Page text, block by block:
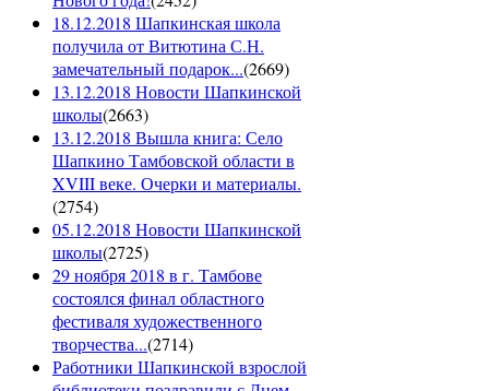
18.12.2018 Шапкинская школа
получила от Витютина С.Н.
замечательный подарок...(2669)
13.12.2018 Новости Шапкинской
школы(2663)
13.12.2018 Вышла книга: Село
Шапкино Тамбовской области в
XVIII веке. Очерки и материалы.
(2754)
05.12.2018 Новости Шапкинской
школы(2725)
29 ноября 2018 в г. Тамбове
состоялся финал областного
фестиваля художественного
творчества...(2714)
Работники Шапкинской взрослой